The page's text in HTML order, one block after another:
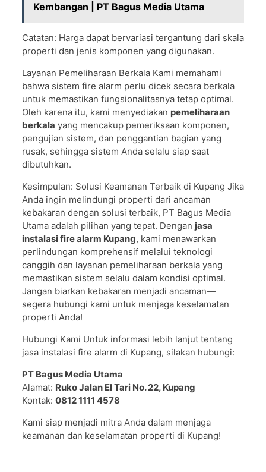
Kembangan | PT Bagus Media Utama
Catatan: Harga dapat bervariasi tergantung dari skala
properti dan jenis komponen yang digunakan.
Layanan Pemeliharaan Berkala Kami memahami
bahwa sistem fire alarm perlu dicek secara berkala
untuk memastikan fungsionalitasnya tetap optimal.
Oleh karena itu, kami menyediakan pemeliharaan
berkala yang mencakup pemeriksaan komponen,
pengujian sistem, dan penggantian bagian yang
rusak, sehingga sistem Anda selalu siap saat
dibutuhkan.
Kesimpulan: Solusi Keamanan Terbaik di Kupang Jika
Anda ingin melindungi properti dari ancaman
kebakaran dengan solusi terbaik, PT Bagus Media
Utama adalah pilihan yang tepat. Dengan jasa
instalasi fire alarm Kupang, kami menawarkan
perlindungan komprehensif melalui teknologi
canggih dan layanan pemeliharaan berkala yang
memastikan sistem selalu dalam kondisi optimal.
Jangan biarkan kebakaran menjadi ancaman—
segera hubungi kami untuk menjaga keselamatan
properti Anda!
Hubungi Kami Untuk informasi lebih lanjut tentang
jasa instalasi fire alarm di Kupang, silakan hubungi:
PT Bagus Media Utama
Alamat: Ruko Jalan El Tari No. 22, Kupang
Kontak: 0812 1111 4578
Kami siap menjadi mitra Anda dalam menjaga
keamanan dan keselamatan properti di Kupang!